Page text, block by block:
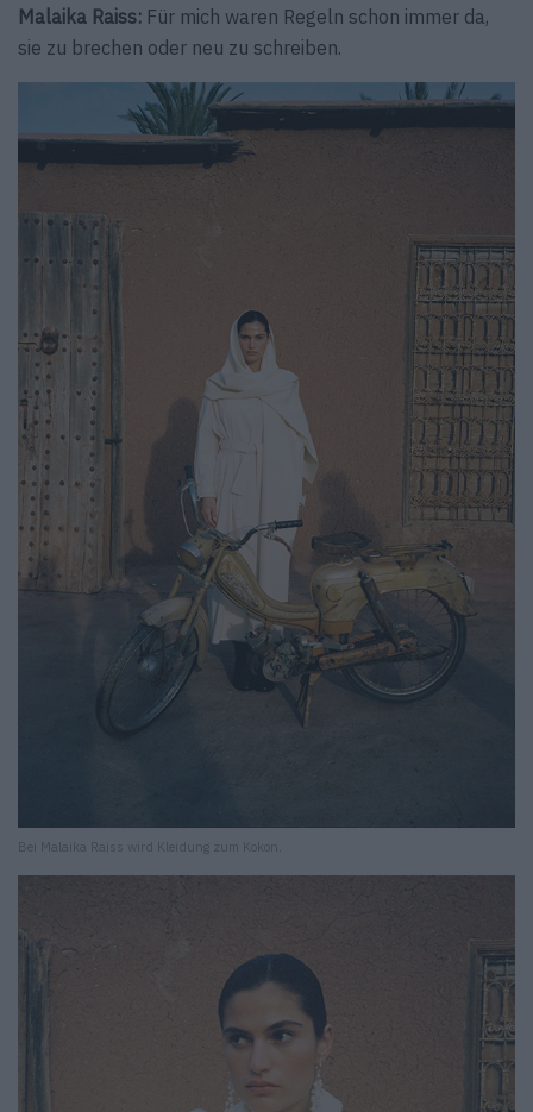
Malaika Raiss: Für mich waren Regeln schon immer da,
sie zu brechen oder neu zu schreiben.
Bei Malaika Raiss wird Kleidung zum Kokon.